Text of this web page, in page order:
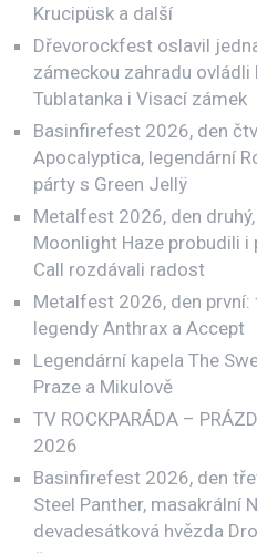
Krucipüsk a další
Dřevorockfest oslavil
zámeckou zahradu ovládli
Tublatanka i Visací zámek
Basinfirefest 2026, den
Apocalyptica, legendární
párty s Green Jellÿ
Metalfest 2026, den
Moonlight Haze probudili i
Call rozdávali radost
Metalfest 2026, den
legendy Anthrax a Accept
Legendární kapela The
Praze a Mikulově
TV ROCKPARÁDA –
2026
Basinfirefest 2026, den
Steel Panther, masakrální
devadesátková hvězda